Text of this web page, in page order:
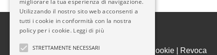
Admin|Informativa Privacy Informativa Cookie| Revoca
migliorare la tua esperienza di navigazione.
Utilizzando il nostro sito web acconsenti a
tutti i cookie in conformità con la nostra
policy per i cookie. Leggi di più
STRETTAMENTE NECESSARI